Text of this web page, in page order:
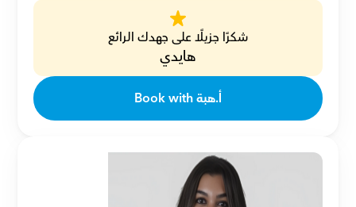
شكرًا جزيلًا على جهدك الرائع
هايدي
Book with أ.هبة